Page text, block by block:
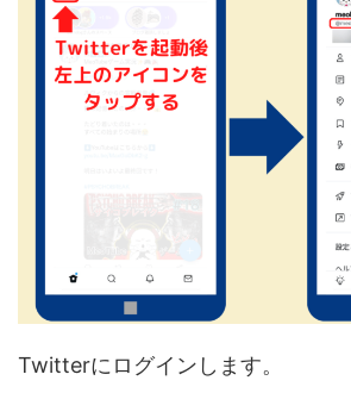
Twitterにログインします。